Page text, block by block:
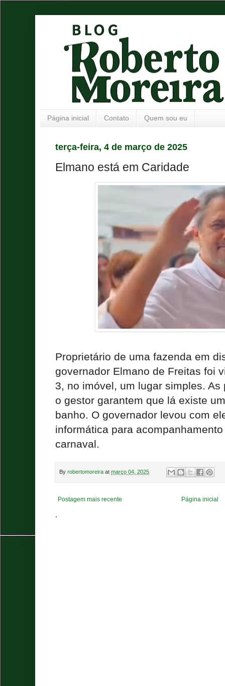
Página inicial Contato Quem sou eu
terça-feira, 4 de março de 2025
Elmano está em Caridade
Proprietário de uma fazenda em
governador Elmano de Freitas foi
3, no imóvel, um lugar simples.
o gestor garantem que lá existe
banho. O governador levou com
informática para
carnaval.
By robertomoreira at março 04, 2025
Postagem mais recente Página inicial
.